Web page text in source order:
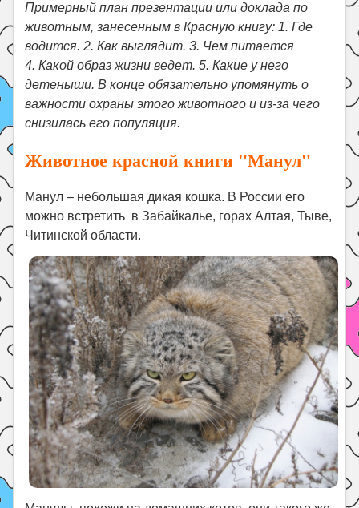
Примерный план презентации или доклада по
животным, занесенным в Красную книгу: 1. Где
водится. 2. Как выглядит. 3. Чем питается
4. Какой образ жизни ведет. 5. Какие у него
детеныши. В конце обязательно упомянуть о
важности охраны этого животного и из-за чего
снизилась его популяция.
Животное красной книги "Манул"
Манул – небольшая дикая кошка. В России его
можно встретить в Забайкалье, горах Алтая, Тыве,
Читинской области.